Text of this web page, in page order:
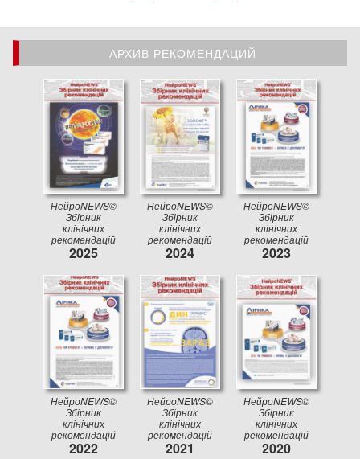
АРХИВ РЕКОМЕНДАЦИЙ
АРХИВ РЕКОМЕНДАЦИЙ
НейроNEWS©
Збірник
клінічних
рекомендацій
2025
НейроNEWS©
Збірник
клінічних
рекомендацій
2024
НейроNEWS©
Збірник
клінічних
рекомендацій
2023
НейроNEWS©
Збірник
клінічних
рекомендацій
2022
НейроNEWS©
Збірник
клінічних
рекомендацій
2021
НейроNEWS©
Збірник
клінічних
рекомендацій
2020